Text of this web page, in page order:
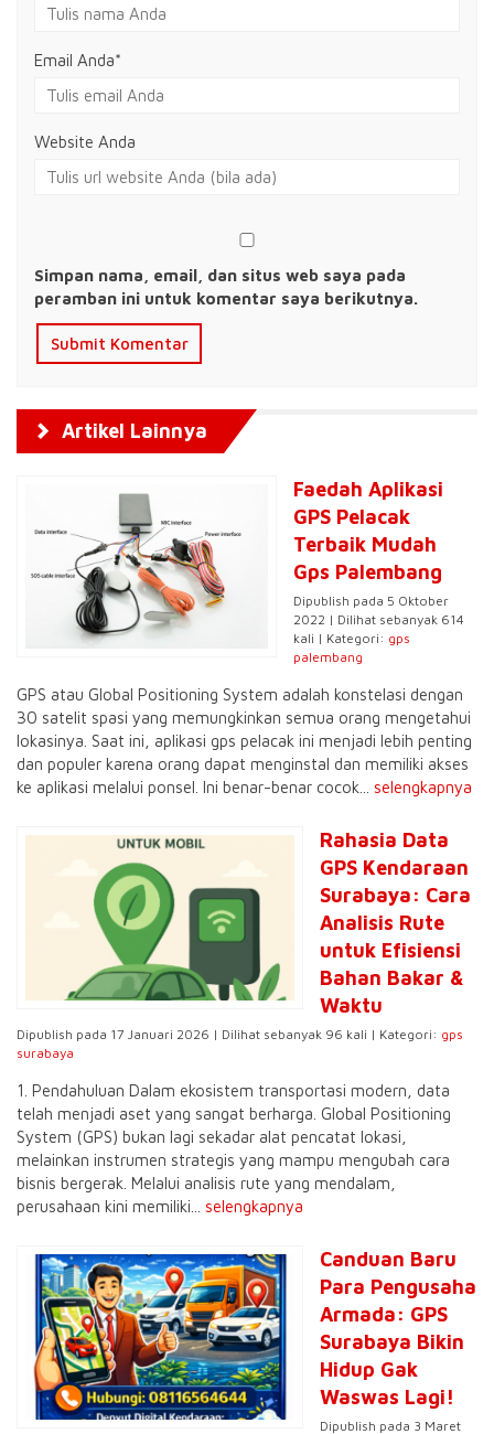
Email Anda*
Website Anda
Simpan nama, email, dan situs web saya pada
peramban ini untuk komentar saya berikutnya.
Artikel Lainnya
Faedah Aplikasi
GPS Pelacak
Terbaik Mudah
Gps Palembang
Dipublish pada 5 Oktober
2022 | Dilihat sebanyak 614
kali | Kategori: gps
palembang
GPS atau Global Positioning System adalah konstelasi dengan
30 satelit spasi yang memungkinkan semua orang mengetahui
lokasinya. Saat ini, aplikasi gps pelacak ini menjadi lebih penting
dan populer karena orang dapat menginstal dan memiliki akses
ke aplikasi melalui ponsel. Ini benar-benar cocok... selengkapnya
Rahasia Data
GPS Kendaraan
Surabaya: Cara
Analisis Rute
untuk Efisiensi
Bahan Bakar &
Waktu
Dipublish pada 17 Januari 2026 | Dilihat sebanyak 96 kali | Kategori: gps
surabaya
1. Pendahuluan Dalam ekosistem transportasi modern, data
telah menjadi aset yang sangat berharga. Global Positioning
System (GPS) bukan lagi sekadar alat pencatat lokasi,
melainkan instrumen strategis yang mampu mengubah cara
bisnis bergerak. Melalui analisis rute yang mendalam,
perusahaan kini memiliki... selengkapnya
Canduan Baru
Para Pengusaha
Armada: GPS
Surabaya Bikin
Hidup Gak
Waswas Lagi!
Dipublish pada 3 Maret